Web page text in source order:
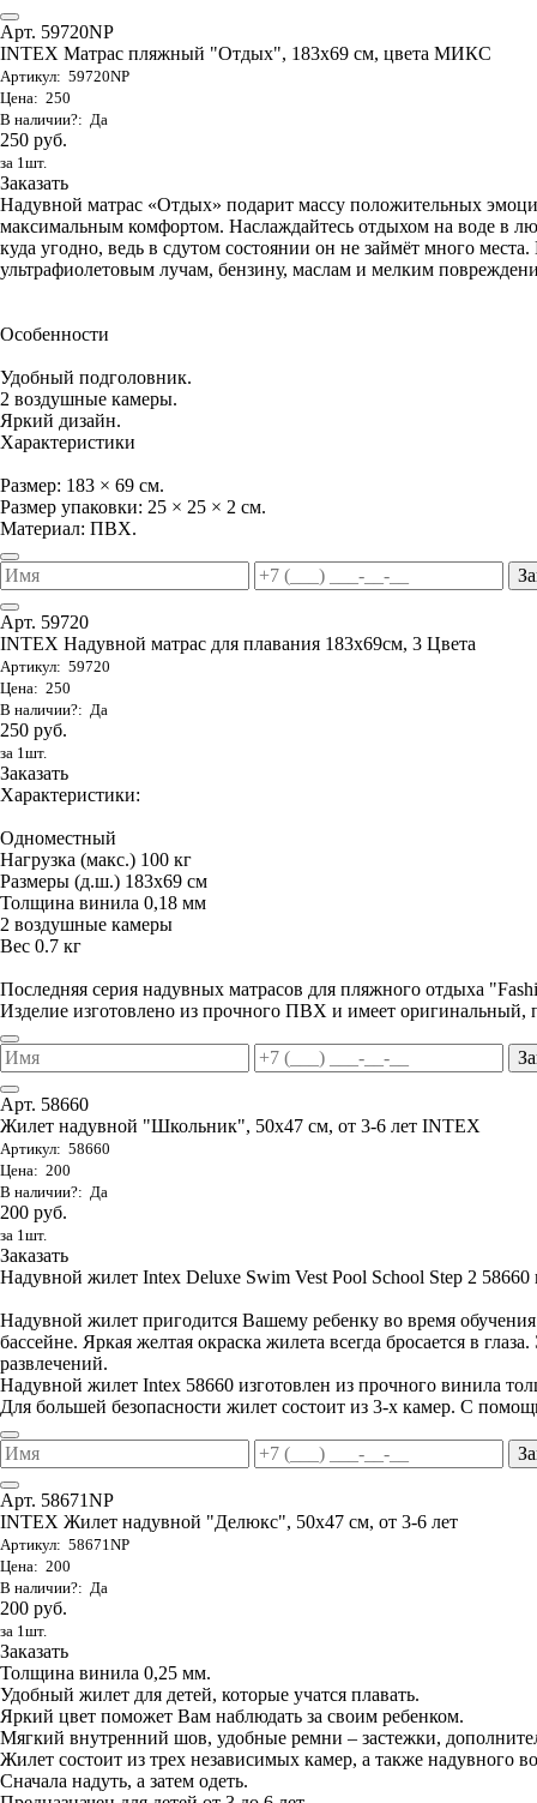
Арт. 59720NP
INTEX Матрас пляжный "Отдых", 183х69 см, цвета МИКС
Артикул: 59720NP
Цена: 250
В наличии?: Да
250 руб.
за 1шт.
Заказать
Надувной матрас «Отдых» подарит массу положительных
максимальным комфортом. Наслаждайтесь отдыхом на воде в
куда угодно, ведь в сдутом состоянии он не займёт много
ультрафиолетовым лучам, бензину, маслам и мелким
Особенности
Удобный подголовник.
2 воздушные камеры.
Яркий дизайн.
Характеристики
Размер: 183 × 69 см.
Размер упаковки: 25 × 25 × 2 см.
Материал: ПВХ.
Арт. 59720
INTEX Надувной матрас для плавания 183х69см, 3 Цвета
Артикул: 59720
Цена: 250
В наличии?: Да
250 руб.
за 1шт.
Заказать
Характеристики:
Одноместный
Нагрузка (макс.) 100 кг
Размеры (д.ш.) 183х69 см
Толщина винила 0,18 мм
2 воздушные камеры
Вес 0.7 кг
Последняя серия надувных матрасов для пляжного отдыха
Изделие изготовлено из прочного ПВХ и имеет оригинальный,
Арт. 58660
Жилет надувной "Школьник", 50х47 см, от 3-6 лет INTEX
Артикул: 58660
Цена: 200
В наличии?: Да
200 руб.
за 1шт.
Заказать
Надувной жилет Intex Deluxe Swim Vest Pool School Step 2 58660
Надувной жилет пригодится Вашему ребенку во время
бассейне. Яркая желтая окраска жилета всегда бросается в
развлечений.
Надувной жилет Intex 58660 изготовлен из прочного винила
Для большей безопасности жилет состоит из 3-х камер. С
Арт. 58671NP
INTEX Жилет надувной "Делюкс", 50х47 см, от 3-6 лет
Артикул: 58671NP
Цена: 200
В наличии?: Да
200 руб.
за 1шт.
Заказать
Толщина винила 0,25 мм.
Удобный жилет для детей, которые учатся плавать.
Яркий цвет поможет Вам наблюдать за своим ребенком.
Мягкий внутренний шов, удобные ремни – застежки,
Жилет состоит из трех независимых камер, а также надувного
Сначала надуть, а затем одеть.